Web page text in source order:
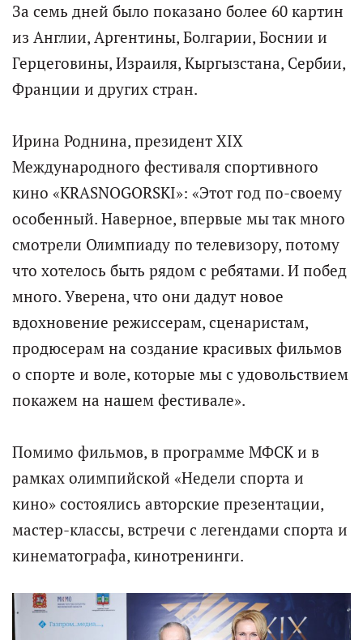
За семь дней было показано более 60 картин
из Англии, Аргентины, Болгарии, Боснии и
Герцеговины, Израиля, Кыргызстана, Сербии,
Франции и других стран.
Ирина Роднина, президент XIX
Международного фестиваля спортивного
кино «KRASNOGORSKI»: «Этот год по-своему
особенный. Наверное, впервые мы так много
смотрели Олимпиаду по телевизору, потому
что хотелось быть рядом с ребятами. И побед
много. Уверена, что они дадут новое
вдохновение режиссерам, сценаристам,
продюсерам на создание красивых фильмов
о спорте и воле, которые мы с удовольствием
покажем на нашем фестивале».
Помимо фильмов, в программе МФСК и в
рамках олимпийской «Недели спорта и
кино» состоялись авторские презентации,
мастер-классы, встречи с легендами спорта и
кинематографа, кинотренинги.